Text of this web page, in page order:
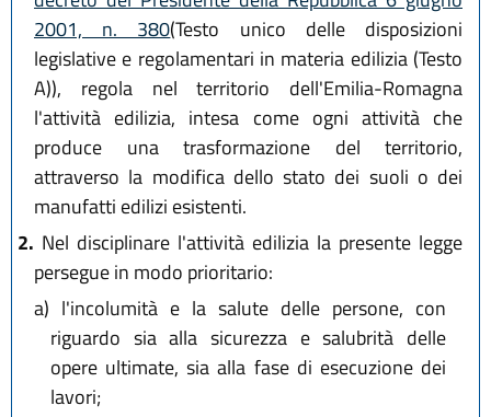
2001, n. 380(Testo unico delle disposizioni
legislative e regolamentari in materia edilizia (Testo
A)), regola nel territorio dell'Emilia-Romagna
l'attività edilizia, intesa come ogni attività che
produce una trasformazione del territorio,
attraverso la modifica dello stato dei suoli o dei
manufatti edilizi esistenti.
2. Nel disciplinare l'attività edilizia la presente legge
persegue in modo prioritario:
a) l'incolumità e la salute delle persone, con
riguardo sia alla sicurezza e salubrità delle
opere ultimate, sia alla fase di esecuzione dei
lavori;